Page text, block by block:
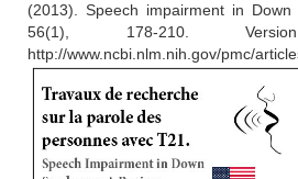
(2013). Speech impairment in
56(1), 178-210.
http://www.ncbi.nlm.nih.gov/pmc/